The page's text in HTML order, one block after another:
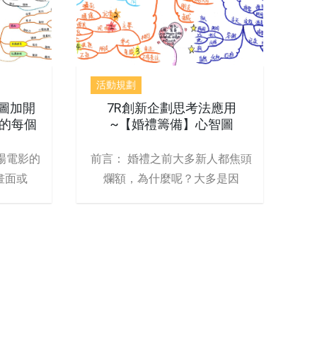
加開
每個
電影的
面或
活動規劃
7R創新企劃思考法應用
~【婚禮籌備】心智圖
前言： 婚禮之前大多新人都焦頭
爛額，為什麼呢？大多是因